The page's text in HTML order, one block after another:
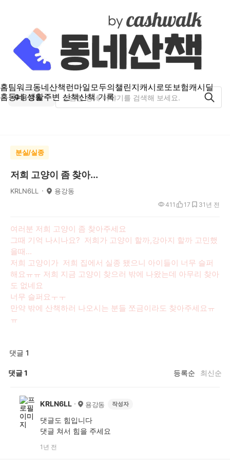
홈팀워크동네산책런마일모두의챌린지캐시로또보험캐시딜
홈동네 생활주변 산책산책 기록
용강동
분실/실종
저희 고양이 좀 찾아...
KRLN6LL 용강동
1년 전
411 17 3
여러분 저희 고양이 좀 찾아주세요
그때 기억 나시나요? 저희가 고양이 할까,강아지 할까 고민했
을때...
저희 고양이가 저희 집에서 실종 됐으니 아이들이 너무 슬퍼
해요ㅠㅠ 저희 지금 고양이 찾으러 밖에 나왔는데 아무리 찾아
도 없네요
너무 슬퍼요ㅜㅜ
만약 밖에 산책하러 나오시는 분들 쪼금이라도 찾아주세요ㅠ
ㅠ
댓글 1
댓글1 등록순 최신순
KRLN6LL 용강동 작성자
댓글도 힘입니다
댓글 쳐서 힘을 주세요
1년 전